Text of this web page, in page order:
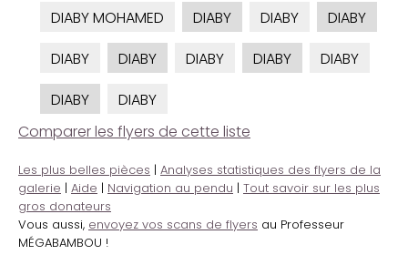
DIABY MOHAMED
DIABY DIABY
DIABY
DIABY
DIABY DIABY DIABY
DIABY
DIABY
DIABY
Comparer les flyers de cette liste
Les plus belles pièces | Analyses statistiques des flyers de la
galerie | Aide | Navigation au pendu | Tout savoir sur les plus
gros donateurs
Vous aussi, envoyez vos scans de flyers au Professeur
MÉGABAMBOU !